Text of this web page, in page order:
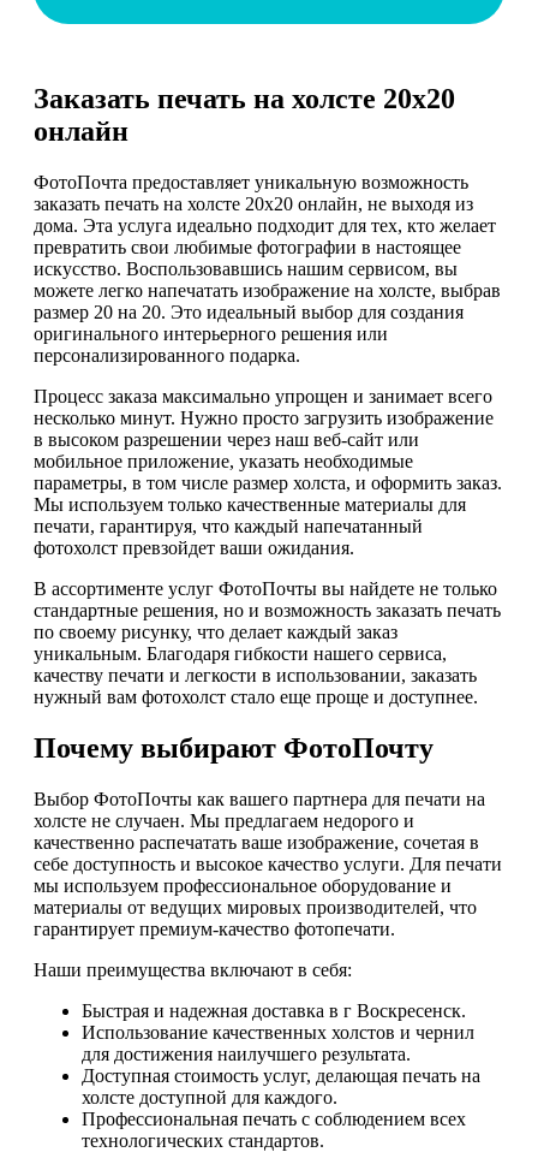
Заказать печать на холсте 20х20
онлайн
ФотоПочта предоставляет уникальную возможность
заказать печать на холсте 20х20 онлайн, не выходя из
дома. Эта услуга идеально подходит для тех, кто желает
превратить свои любимые фотографии в настоящее
искусство. Воспользовавшись нашим сервисом, вы
можете легко напечатать изображение на холсте, выбрав
размер 20 на 20. Это идеальный выбор для создания
оригинального интерьерного решения или
персонализированного подарка.
Процесс заказа максимально упрощен и занимает всего
несколько минут. Нужно просто загрузить изображение
в высоком разрешении через наш веб-сайт или
мобильное приложение, указать необходимые
параметры, в том числе размер холста, и оформить заказ.
Мы используем только качественные материалы для
печати, гарантируя, что каждый напечатанный
фотохолст превзойдет ваши ожидания.
В ассортименте услуг ФотоПочты вы найдете не только
стандартные решения, но и возможность заказать печать
по своему рисунку, что делает каждый заказ
уникальным. Благодаря гибкости нашего сервиса,
качеству печати и легкости в использовании, заказать
нужный вам фотохолст стало еще проще и доступнее.
Почему выбирают ФотоПочту
Выбор ФотоПочты как вашего партнера для печати на
холсте не случаен. Мы предлагаем недорого и
качественно распечатать ваше изображение, сочетая в
себе доступность и высокое качество услуги. Для печати
мы используем профессиональное оборудование и
материалы от ведущих мировых производителей, что
гарантирует премиум-качество фотопечати.
Наши преимущества включают в себя:
Быстрая и надежная доставка в г Воскресенск.
Использование качественных холстов и чернил
для достижения наилучшего результата.
Доступная стоимость услуг, делающая печать на
холсте доступной для каждого.
Профессиональная печать с соблюдением всех
технологических стандартов.